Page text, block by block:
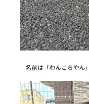
名前は「わんこちやん」